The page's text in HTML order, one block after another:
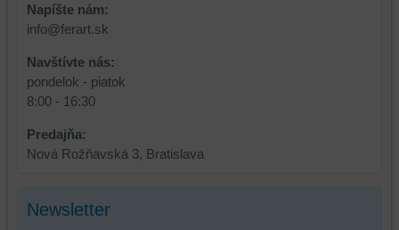
Napíšte nám:
info@ferart.sk
Navštívte nás:
pondelok - piatok
8:00 - 16:30
Predajňa:
Nová Rožňavská 3, Bratislava
Newsletter
zážitku
z
prehliadania
zabezpečenia.
z
prehliadania,
ukladať
niektoré
z
preferencií
bez
ste